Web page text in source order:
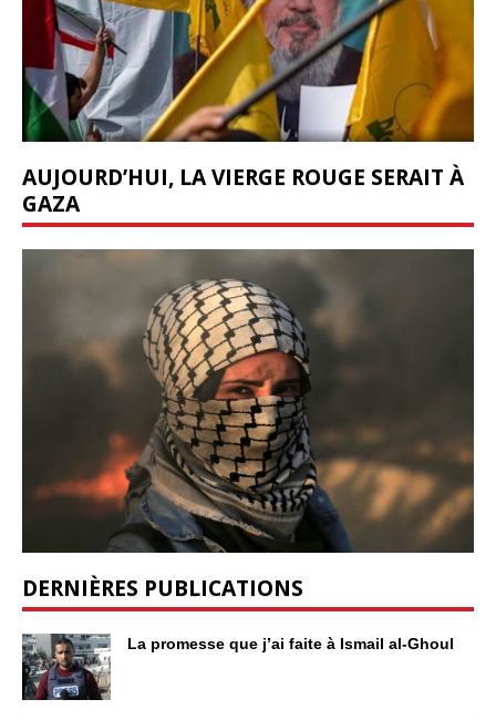
AUJOURD’HUI, LA VIERGE ROUGE SERAIT À
GAZA
DERNIÈRES PUBLICATIONS
La promesse que j’ai faite à Ismail al-Ghoul